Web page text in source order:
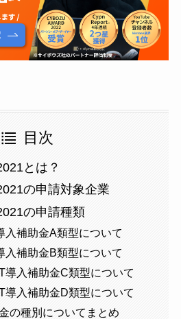
目次
とは？
の申請対象企業
の申請種類
入補助金A類型について
入補助金B類型について
導入補助金C類型について
導入補助金D類型について
の種別についてまとめ